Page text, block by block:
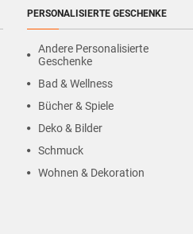
PERSONALISIERTE GESCHENKE
Andere Personalisierte
Geschenke
Bad & Wellness
Bücher & Spiele
Deko & Bilder
Schmuck
Wohnen & Dekoration